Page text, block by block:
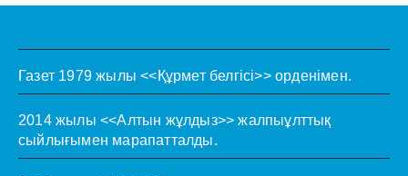
Газет 1979 жылы <<Құрмет белгісі>> орденімен.
2014 жылы <<Алтын жұлдыз>> жалпыұлттық
сыйлығымен марапатталды.